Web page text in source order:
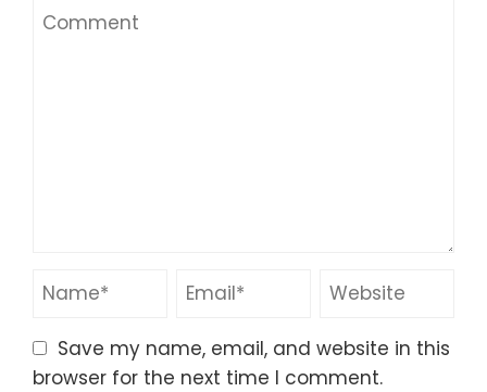
Save my name, email, and website in this
browser for the next time I comment.